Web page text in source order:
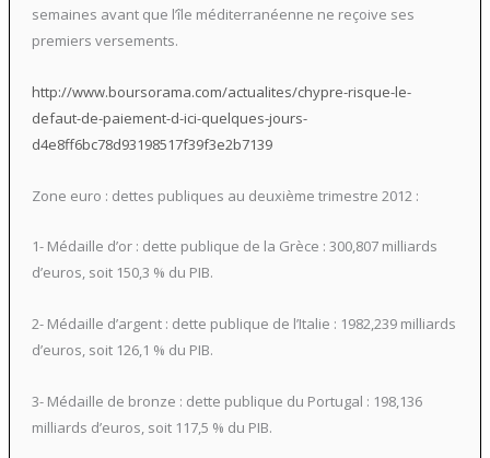
semaines avant que l’île méditerranéenne ne reçoive ses
premiers versements.
http://www.boursorama.com/actualites/chypre-risque-le-
defaut-de-paiement-d-ici-quelques-jours-
d4e8ff6bc78d93198517f39f3e2b7139
Zone euro : dettes publiques au deuxième trimestre 2012 :
1- Médaille d’or : dette publique de la Grèce : 300,807 milliards
d’euros, soit 150,3 % du PIB.
2- Médaille d’argent : dette publique de l’Italie : 1982,239 milliards
d’euros, soit 126,1 % du PIB.
3- Médaille de bronze : dette publique du Portugal : 198,136
milliards d’euros, soit 117,5 % du PIB.